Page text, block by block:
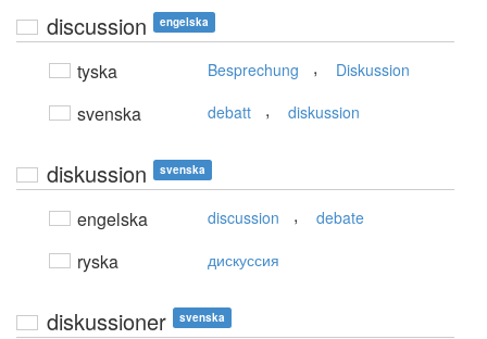
discussion engelska
tyska Besprechung , Diskussion
svenska debatt , diskussion
diskussion svenska
engelska discussion , debate
ryska дискуссия
diskussioner svenska